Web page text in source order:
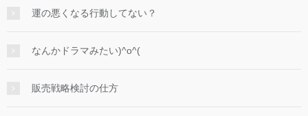
運の悪くなる行動してない？
なんかドラマみたい)^o^(
販売戦略検討の仕方